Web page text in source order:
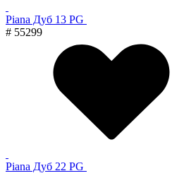
Piana Дуб 13 PG
# 55299
Piana Дуб 22 PG